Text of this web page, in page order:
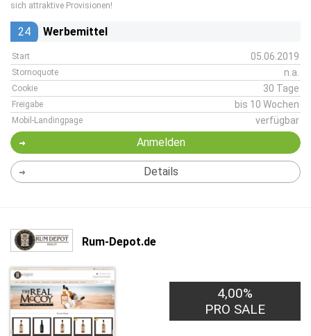
sich attraktive Provisionen!
24 Werbemittel
Start 05.06.2019
Stornoquote n.a.
Cookie 30 Tage
Freigabe bis 10 Wochen
Mobil-Landingpage verfügbar
Anmelden
Details
Rum-Depot.de
4,00%
PRO SALE